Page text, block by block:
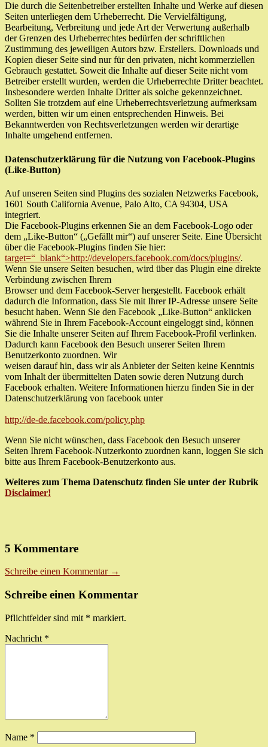
Die durch die Seitenbetreiber erstellten Inhalte und Werke auf diesen
Seiten unterliegen dem Urheberrecht. Die Vervielfältigung,
Bearbeitung, Verbreitung und jede Art der Verwertung außerhalb
der Grenzen des Urheberrechtes bedürfen der schriftlichen
Zustimmung des jeweiligen Autors bzw. Erstellers. Downloads und
Kopien dieser Seite sind nur für den privaten, nicht kommerziellen
Gebrauch gestattet. Soweit die Inhalte auf dieser Seite nicht vom
Betreiber erstellt wurden, werden die Urheberrechte Dritter beachtet.
Insbesondere werden Inhalte Dritter als solche gekennzeichnet.
Sollten Sie trotzdem auf eine Urheberrechtsverletzung aufmerksam
werden, bitten wir um einen entsprechenden Hinweis. Bei
Bekanntwerden von Rechtsverletzungen werden wir derartige
Inhalte umgehend entfernen.
Datenschutzerklärung für die Nutzung von Facebook-Plugins
(Like-Button)
Auf unseren Seiten sind Plugins des sozialen Netzwerks Facebook,
1601 South California Avenue, Palo Alto, CA 94304, USA
integriert.
Die Facebook-Plugins erkennen Sie an dem Facebook-Logo oder
dem „Like-Button“ („Gefällt mir“) auf unserer Seite. Eine Übersicht
über die Facebook-Plugins finden Sie hier:
target=“_blank“>http://developers.facebook.com/docs/plugins/.
Wenn Sie unsere Seiten besuchen, wird über das Plugin eine direkte
Verbindung zwischen Ihrem
Browser und dem Facebook-Server hergestellt. Facebook erhält
dadurch die Information, dass Sie mit Ihrer IP-Adresse unsere Seite
besucht haben. Wenn Sie den Facebook „Like-Button“ anklicken
während Sie in Ihrem Facebook-Account eingeloggt sind, können
Sie die Inhalte unserer Seiten auf Ihrem Facebook-Profil verlinken.
Dadurch kann Facebook den Besuch unserer Seiten Ihrem
Benutzerkonto zuordnen. Wir
weisen darauf hin, dass wir als Anbieter der Seiten keine Kenntnis
vom Inhalt der übermittelten Daten sowie deren Nutzung durch
Facebook erhalten. Weitere Informationen hierzu finden Sie in der
Datenschutzerklärung von facebook unter
http://de-de.facebook.com/policy.php
Wenn Sie nicht wünschen, dass Facebook den Besuch unserer
Seiten Ihrem Facebook-Nutzerkonto zuordnen kann, loggen Sie sich
bitte aus Ihrem Facebook-Benutzerkonto aus.
Weiteres zum Thema Datenschutz finden Sie unter der Rubrik
Disclaimer!
5 Kommentare
Schreibe einen Kommentar →
Schreibe einen Kommentar
Pflichtfelder sind mit * markiert.
Nachricht *
Name *